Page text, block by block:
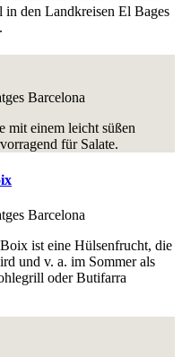
in den Landkreisen El Bages
Barcelona
mit einem leicht süßen
für Salate.
Barcelona
ist eine Hülsenfrucht, die
und v. a. im Sommer als
oder Butifarra